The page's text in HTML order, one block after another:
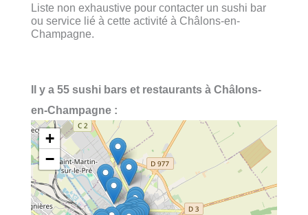
Liste non exhaustive pour contacter un sushi bar
ou service lié à cette activité à Châlons-en-
Champagne.
Il y a 55 sushi bars et restaurants à Châlons-
en-Champagne :
+
−